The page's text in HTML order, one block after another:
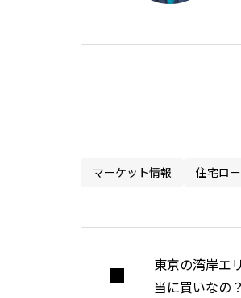
マーケット情報 住宅ロ
東京の湾岸エ
当に買いなの？